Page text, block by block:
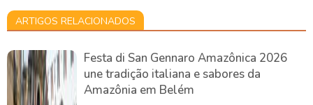
ARTIGOS RELACIONADOS
Festa di San Gennaro Amazônica 2026
une tradição italiana e sabores da
Amazônia em Belém